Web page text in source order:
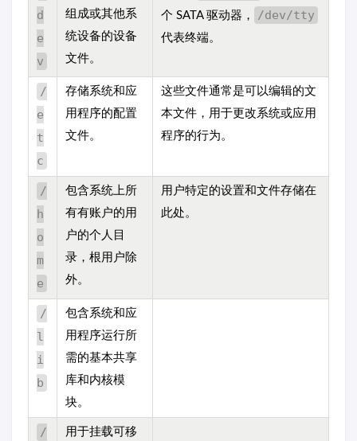
d
e
v
组成或其他系
统设备的设备
文件。
个 SATA 驱动器， /dev/tty
代表终端。
/
e
t
c
存储系统和应
用程序的配置
文件。
这些文件通常是可以编辑的文
本文件，用于更改系统或应用
程序的行为。
/
h
o
m
e
包含系统上所
有有账户的用
户的个人目
录，根用户除
外。
用户特定的设置和文件存储在
此处。
/
l
i
b
包含系统和应
用程序运行所
需的基本共享
库和内核模
块。
/
用于挂载可移